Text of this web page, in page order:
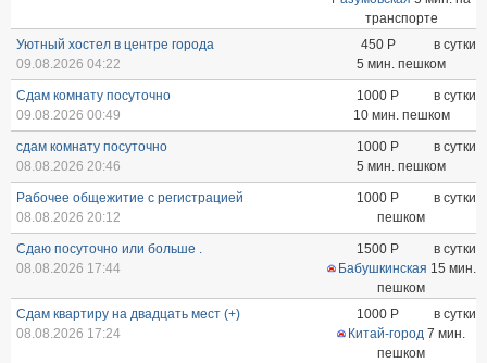
транспорте
Уютный хостел в центре города
09.08.2026 04:22
450 Р
в сутки
5 мин. пешком
Сдам комнату посуточно
09.08.2026 00:49
1000 Р
в сутки
10 мин. пешком
сдам комнату посуточно
08.08.2026 20:46
1000 Р
в сутки
5 мин. пешком
Рабочее общежитие с регистрацией
08.08.2026 20:12
1000 Р
в сутки
пешком
Сдаю посуточно или больше .
08.08.2026 17:44
1500 Р
в сутки
Бабушкинская 15 мин.
пешком
Сдам квартиру на двадцать мест (+)
08.08.2026 17:24
1000 Р
в сутки
Китай-город 7 мин.
пешком